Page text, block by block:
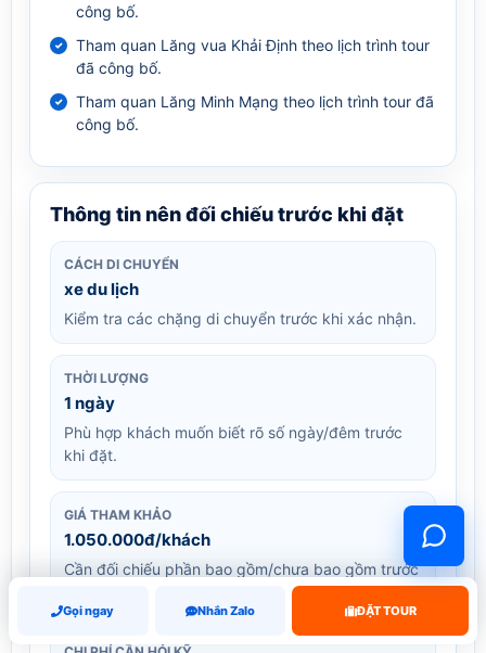
công bố.
Tham quan Lăng vua Khải Định theo lịch trình tour
đã công bố.
Tham quan Lăng Minh Mạng theo lịch trình tour đã
công bố.
Thông tin nên đối chiếu trước khi đặt
CÁCH DI CHUYỂN
xe du lịch
Kiểm tra các chặng di chuyển trước khi xác nhận.
THỜI LƯỢNG
1 ngày
Phù hợp khách muốn biết rõ số ngày/đêm trước
khi đặt.
GIÁ THAM KHẢO
1.050.000đ/khách
Cần đối chiếu phần bao gồm/chưa bao gồm trước
Gọi ngay Nhắn Zalo ĐẶT TOUR